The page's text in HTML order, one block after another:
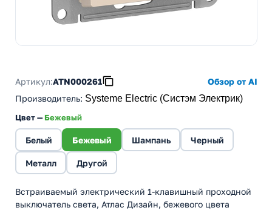
Артикул:ATN000261
Обзор от AI
Производитель: Systeme Electric (Систэм Электрик)
Цвет —Бежевый
Белый Бежевый Шампань Черный
Металл Другой
Встраиваемый электрический 1-клавишный проходной
выключатель света, Атлас Дизайн, бежевого цвета